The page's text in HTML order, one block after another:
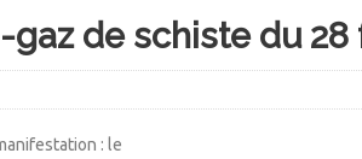
de schiste du
: le